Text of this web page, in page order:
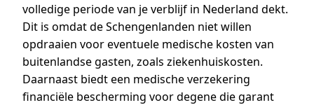
volledige periode van je verblijf in Nederland dekt.
Dit is omdat de Schengenlanden niet willen
opdraaien voor eventuele medische kosten van
buitenlandse gasten, zoals ziekenhuiskosten.
Daarnaast biedt een medische verzekering
financiële bescherming voor degene die garant